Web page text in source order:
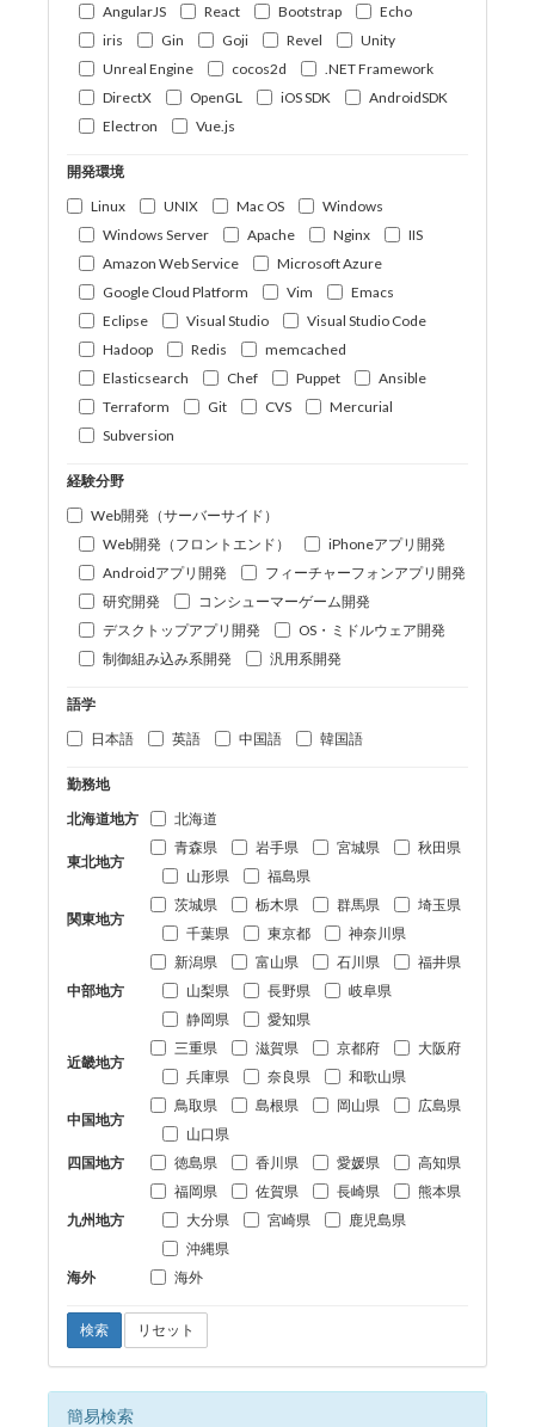
AngularJS
React Bootstrap
Echo
iris
Gin Goji Revel
Unity
Unreal Engine
cocos2d
.NET Framework
DirectX
OpenGL iOS SDK
AndroidSDK
Electron
Vue.js
開発環境
Linux
UNIX Mac OS
Windows
Windows Server
Apache Nginx
IIS
Amazon Web Service
Microsoft Azure
Google Cloud Platform
Vim
Emacs
Eclipse
Visual Studio
Visual Studio Code
Hadoop
Redis
memcached
Elasticsearch
Chef Puppet
Ansible
Terraform
Git CVS
Mercurial
Subversion
経験分野
Web開発（サーバーサイド）
Web開発（フロントエンド）
iPhoneアプリ開発
Androidアプリ開発
フィーチャーフォンアプリ開発
研究開発
コンシューマーゲーム開発
デスクトップアプリ開発
OS・ミドルウェア開発
制御組み込み系開発
汎用系開発
語学
日本語
英語 中国語 韓国語
勤務地
北海道地方
北海道
東北地方
青森県 岩手県 宮城県
秋田県
山形県
福島県
関東地方
茨城県 栃木県 群馬県
埼玉県
千葉県
東京都 神奈川県
中部地方
新潟県 富山県 石川県
福井県
山梨県
長野県
岐阜県
静岡県
愛知県
近畿地方
三重県 滋賀県 京都府
大阪府
兵庫県
奈良県 和歌山県
中国地方
鳥取県 島根県 岡山県
広島県
山口県
四国地方
徳島県 香川県 愛媛県 高知県
九州地方
福岡県 佐賀県 長崎県
熊本県
大分県
宮崎県
鹿児島県
沖縄県
海外
海外
検索 リセット
簡易検索